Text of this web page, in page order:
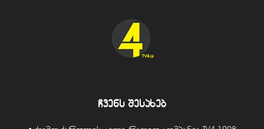
ჩვენს შესახებ